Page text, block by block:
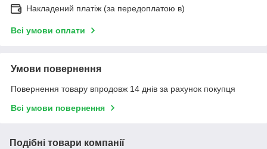
Накладений платіж (за передоплатою в)
Всі умови оплати
Умови повернення
Повернення товару впродовж 14 днів за рахунок покупця
Всі умови повернення
Подібні товари компанії